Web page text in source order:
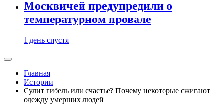
Москвичей предупредили о
температурном провале
1 день спустя
Главная
Истории
Сулит гибель или счастье? Почему некоторые сжигают
одежду умерших людей